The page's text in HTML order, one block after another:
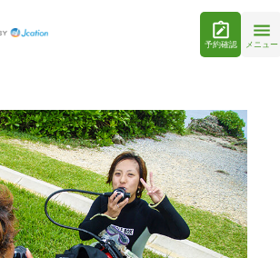
予約確認 メニュー